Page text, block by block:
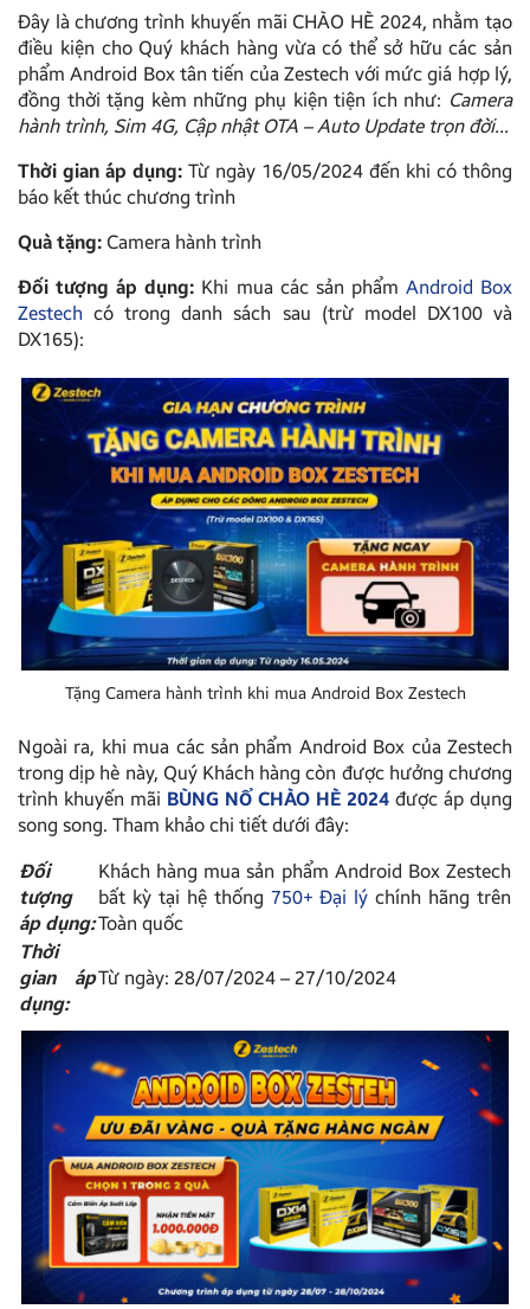
Đây là chương trình khuyến mãi CHÀO HÈ 2024, nhằm tạo
điều kiện cho Quý khách hàng vừa có thể sở hữu các sản
phẩm Android Box tân tiến của Zestech với mức giá hợp lý,
đồng thời tặng kèm những phụ kiện tiện ích như: Camera
hành trình, Sim 4G, Cập nhật OTA – Auto Update trọn đời…
Thời gian áp dụng: Từ ngày 16/05/2024 đến khi có thông
báo kết thúc chương trình
Quà tặng: Camera hành trình
Đối tượng áp dụng: Khi mua các sản phẩm Android Box
Zestech có trong danh sách sau (trừ model DX100 và
DX165):
Tặng Camera hành trình khi mua Android Box Zestech
Ngoài ra, khi mua các sản phẩm Android Box của Zestech
trong dịp hè này, Quý Khách hàng còn được hưởng chương
trình khuyến mãi BÙNG NỔ CHÀO HÈ 2024 được áp dụng
song song. Tham khảo chi tiết dưới đây:
Đối
tượng
áp dụng:
Khách hàng mua sản phẩm Android Box Zestech
bất kỳ tại hệ thống 750+ Đại lý chính hãng trên
Toàn quốc
Thời
gian áp
dụng:
Từ ngày: 28/07/2024 – 27/10/2024